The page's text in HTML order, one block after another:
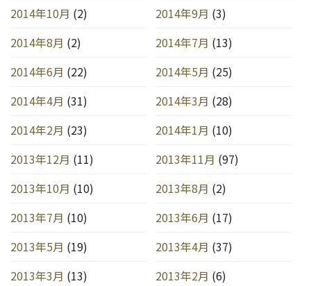
2014年10月 (2) 2014年9月 (3)
2014年8月 (2) 2014年7月 (13)
2014年6月 (22) 2014年5月 (25)
2014年4月 (31) 2014年3月 (28)
2014年2月 (23) 2014年1月 (10)
2013年12月 (11) 2013年11月 (97)
2013年10月 (10) 2013年8月 (2)
2013年7月 (10) 2013年6月 (17)
2013年5月 (19) 2013年4月 (37)
2013年3月 (13) 2013年2月 (6)